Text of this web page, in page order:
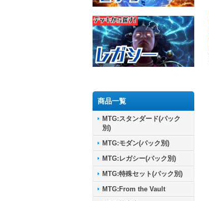
商品一覧
MTG:スタンダード(パック
別)
MTG:モダン(パック別)
MTG:レガシー(パック別)
MTG:特殊セット(パック別)
MTG:From the Vault